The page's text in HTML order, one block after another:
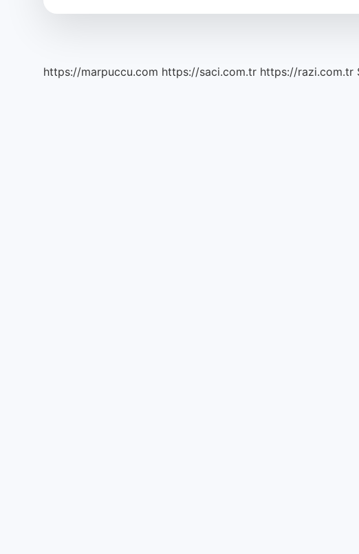
https://marpuccu.com https://saci.com.tr https://razi.com.tr